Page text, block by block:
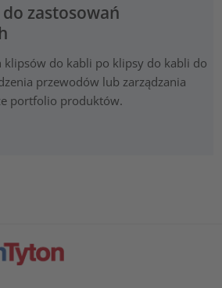
zastosowań
klipsów do kabli po klipsy do kabli do
przewodów lub zarządzania
portfolio produktów.